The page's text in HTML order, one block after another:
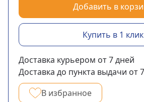
Добавить в
Купить в 1 клик
Доставка курьером от 7дней
Доставка до пункта выдачи от 7
В избранное